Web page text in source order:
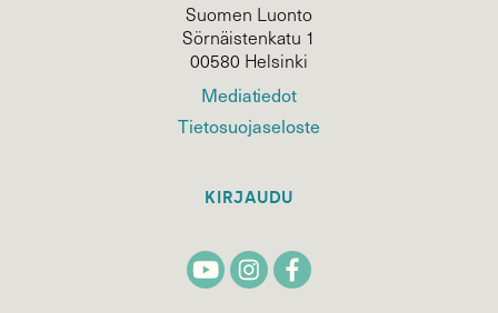
Suomen Luonto
Sörnäistenkatu 1
00580 Helsinki
Mediatiedot
Tietosuojaseloste
KIRJAUDU